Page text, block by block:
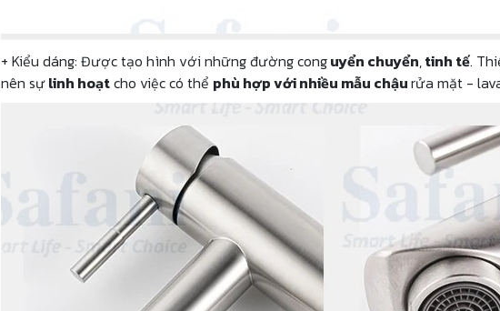
+ Kiểu dáng: Được tạo hình với những đường conguyển chuyển,tinh tế.
nên sựlinh hoạtcho việc có thể phù hợp với nhiều mẫu chậurửa mặt -